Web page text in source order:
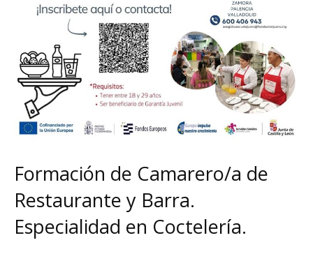
Formación de Camarero/a de
Restaurante y Barra.
Especialidad en Coctelería.